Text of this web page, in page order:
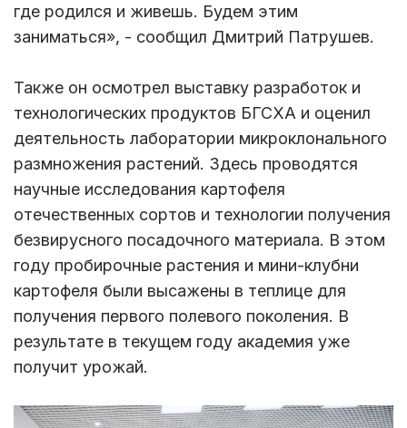
где родился и живешь. Будем этим
заниматься», - сообщил Дмитрий Патрушев.
Также он осмотрел выставку разработок и
технологических продуктов БГСХА и оценил
деятельность лаборатории микроклонального
размножения растений. Здесь проводятся
научные исследования картофеля
отечественных сортов и технологии получения
безвирусного посадочного материала. В этом
году пробирочные растения и мини-клубни
картофеля были высажены в теплице для
получения первого полевого поколения. В
результате в текущем году академия уже
получит урожай.